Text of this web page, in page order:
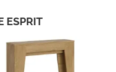
ESPRIT